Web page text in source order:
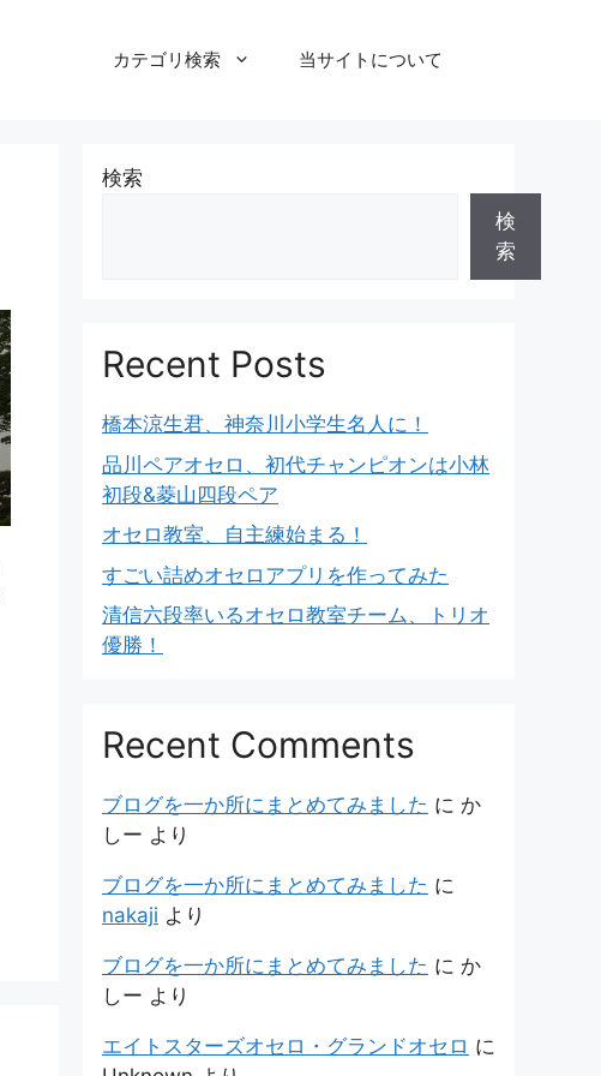
カテゴリ検索 当サイトについて
検索
検
索
Recent Posts
橋本涼生君、神奈川小学生名人に！
品川ペアオセロ、初代チャンピオンは小林
初段&菱山四段ペア
オセロ教室、自主練始まる！
すごい詰めオセロアプリを作ってみた
清信六段率いるオセロ教室チーム、トリオ
優勝！
Recent Comments
ブログを一か所にまとめてみました に か
しー より
ブログを一か所にまとめてみました に
nakaji より
ブログを一か所にまとめてみました に か
しー より
エイトスターズオセロ・グランドオセロ に